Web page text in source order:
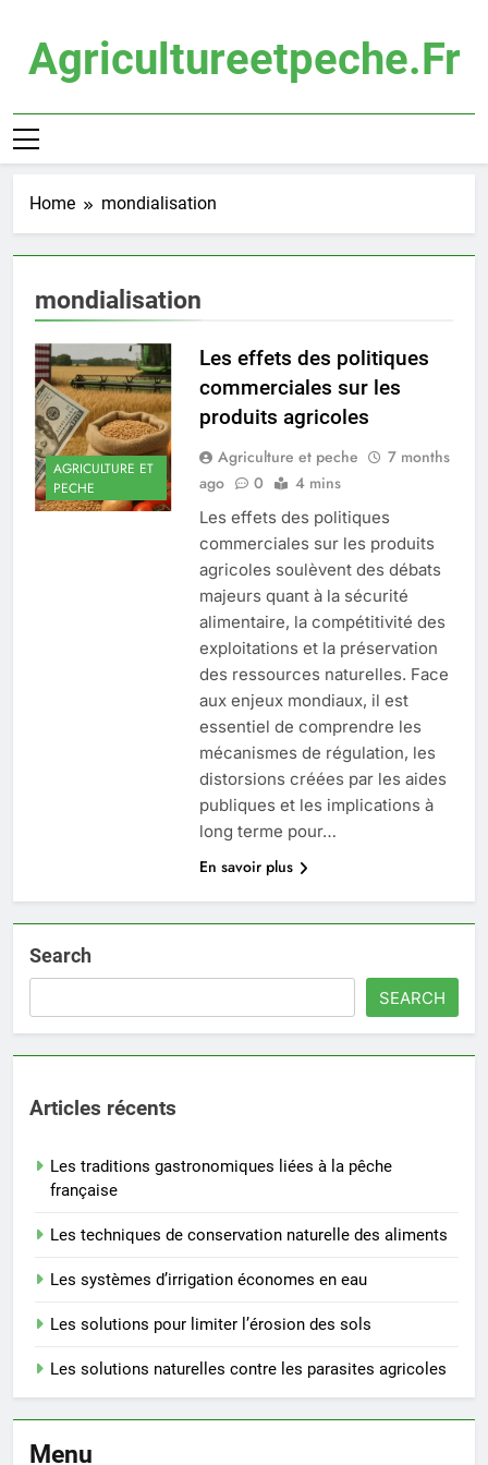
contentAgricultureetpeche.fr
Home mondialisation
mondialisation
AGRICULTURE ET
PECHE
Les effets des politiques
commerciales sur les
produits agricoles
Agriculture et peche
7 months
ago
0 4 mins
Les effets des politiques
commerciales sur les produits
agricoles soulèvent des débats
majeurs quant à la sécurité
alimentaire, la compétitivité des
exploitations et la préservation
des ressources naturelles. Face
aux enjeux mondiaux, il est
essentiel de comprendre les
mécanismes de régulation, les
distorsions créées par les aides
publiques et les implications à
long terme pour…
En savoir plus
Search
SEARCH
Articles récents
Les traditions gastronomiques liées à la pêche
française
Les techniques de conservation naturelle des aliments
Les systèmes d’irrigation économes en eau
Les solutions pour limiter l’érosion des sols
Les solutions naturelles contre les parasites agricoles
Menu